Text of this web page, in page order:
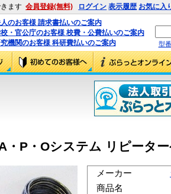
ます 会員登録(無料) ログイン 表示履歴 お気に入
のお客様 請求書払いのご案内
・官公庁のお客様 校費・公費払いのご案内
機関のお客様 科研費払いのご案内
型
・P・Oシステム リピータ
メーカー
商品名